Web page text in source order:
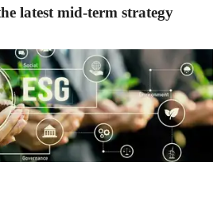
latest mid-term strategy